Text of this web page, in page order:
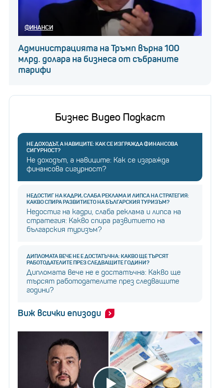
ФИНАНСИ
Администрацията на Тръмп върна 100
млрд. долара на бизнеса от събраните
тарифи
Бизнес Видео Подкаст
НЕ ДОХОДЪТ, А НАВИЦИТЕ: КАК СЕ ИЗГРАЖДА ФИНАНСОВА
СИГУРНОСТ?
Не доходът, а навиците: Как се изгражда
финансова сигурност?
НЕДОСТИГ НА КАДРИ, СЛАБА РЕКЛАМА И ЛИПСА НА СТРАТЕГИЯ:
КАКВО СПИРА РАЗВИТИЕТО НА БЪЛГАРСКИЯ ТУРИЗЪМ?
Недостиг на кадри, слаба реклама и липса на
стратегия: Какво спира развитието на
българския туризъм?
ДИПЛОМАТА ВЕЧЕ НЕ Е ДОСТАТЪЧНА: КАКВО ЩЕ ТЪРСЯТ
РАБОТОДАТЕЛИТЕ ПРЕЗ СЛЕДВАЩИТЕ ГОДИНИ?
Дипломата вече не е достатъчна: Какво ще
търсят работодателите през следващите
години?
Виж всички епизоди